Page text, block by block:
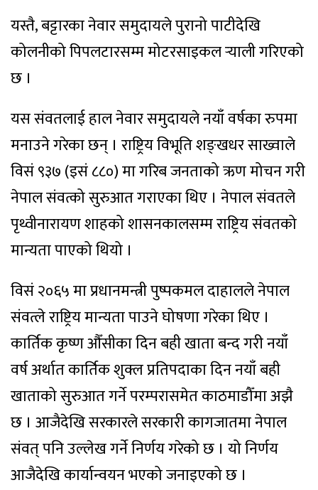
यस्तै, बट्टारका नेवार समुदायले पुरानो पाटीदेखि
कोलनीको पिपलटारसम्म मोटरसाइकल र्‍याली गरिएको
छ ।
यस संवतलाई हाल नेवार समुदायले नयाँ वर्षका रुपमा
मनाउने गरेका छन् । राष्ट्रिय विभूति शङ्खधर साख्वाले
विसं ९३७ (इसं ८८०) मा गरिब जनताको ऋण मोचन गरी
नेपाल संवत्को सुरुआत गराएका थिए । नेपाल संवतले
पृथ्वीनारायण शाहको शासनकालसम्म राष्ट्रिय संवतको
मान्यता पाएको थियो ।
विसं २०६५ मा प्रधानमन्त्री पुष्पकमल दाहालले नेपाल
संवत्ले राष्ट्रिय मान्यता पाउने घोषणा गरेका थिए ।
कार्तिक कृष्ण औँसीका दिन बही खाता बन्द गरी नयाँ
वर्ष अर्थात कार्तिक शुक्ल प्रतिपदाका दिन नयाँ बही
खाताको सुरुआत गर्ने परम्परासमेत काठमाडौँमा अझै
छ । आजैदेखि सरकारले सरकारी कागजातमा नेपाल
संवत् पनि उल्लेख गर्ने निर्णय गरेको छ । यो निर्णय
आजैदेखि कार्यान्वयन भएको जनाइएको छ ।